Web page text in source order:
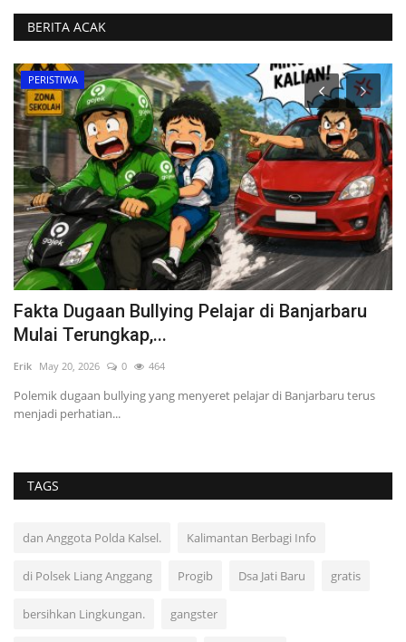
BERITA ACAK
PERISTIWA
Fakta Dugaan Bullying Pelajar di Banjarbaru
Mulai Terungkap,...
Erik May 20, 2026 0 464
Polemik dugaan bullying yang menyeret pelajar di Banjarbaru terus
menjadi perhatian...
TAGS
dan Anggota Polda Kalsel. Kalimantan Berbagi Info
di Polsek Liang Anggang Progib Dsa Jati Baru gratis
bersihkan Lingkungan. gangster